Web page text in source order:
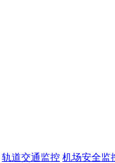
轨道交通监控 机场安全监